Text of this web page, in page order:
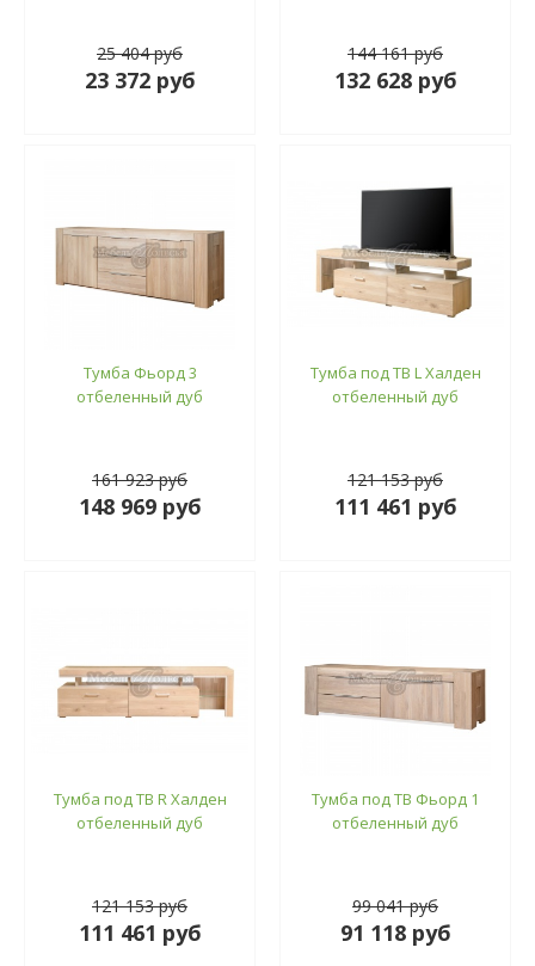
25 404 руб
23 372 руб
144 161 руб
132 628 руб
Тумба Фьорд 3
отбеленный дуб
161 923 руб
148 969 руб
Тумба под ТВ L Халден
отбеленный дуб
121 153 руб
111 461 руб
Тумба под ТВ R Халден
отбеленный дуб
121 153 руб
111 461 руб
Тумба под ТВ Фьорд 1
отбеленный дуб
99 041 руб
91 118 руб